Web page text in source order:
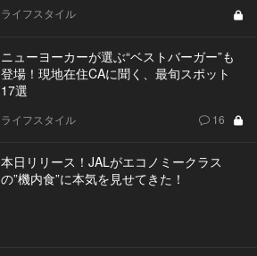
ライフスタイル
ニューヨーカーが選ぶ“ベストバーガー”も
登場！現地在住CAに聞く、最旬スポット
17選
ライフスタイル 16
本日リリース！JALがエコノミークラス
の”機内食”に本気を見せてきた！